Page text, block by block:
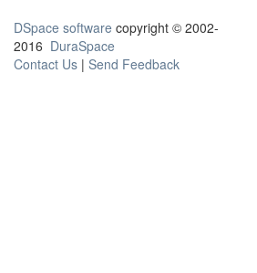
DSpace software copyright © 2002-
2016 DuraSpace
Contact Us | Send Feedback